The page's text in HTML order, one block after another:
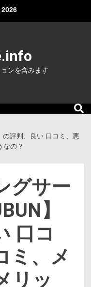
2026
ンを含みます
の評判、良い 口コミ、悪
なの？
グサー
】
口コ
ミ、メ
リッ